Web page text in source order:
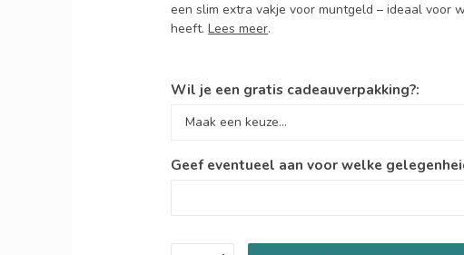
een slim extra vakje voor muntgeld – ideaal voor
heeft.Lees meer.
Wil je een gratis cadeauverpakking?:
Geef eventueel aan voor welke